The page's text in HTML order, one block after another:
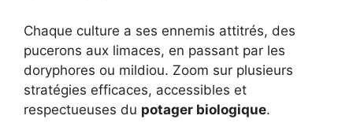
Chaque culture a ses ennemis attitrés, des
pucerons aux limaces, en passant par les
doryphores ou mildiou. Zoom sur plusieurs
stratégies efficaces, accessibles et
respectueuses du potager biologique.